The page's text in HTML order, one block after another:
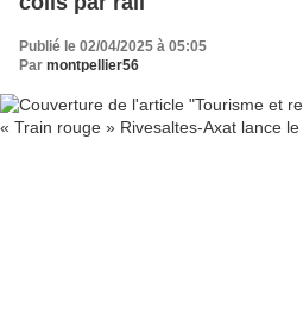
Publié le 02/04/2025 à 05:05
Par montpellier56